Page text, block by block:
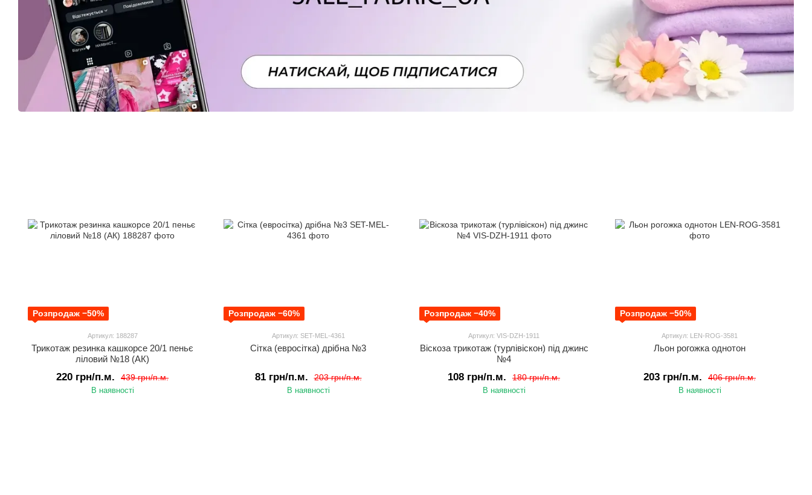
Розпродаж −50%
Артикул: 188287
Трикотаж резинка кашкорсе 20/1 пеньє
ліловий №18 (АК)
439 грн/п.м.
220 грн/п.м.
В наявності
Розпродаж −60%
Артикул: SET-MEL-4361
Сітка (евросітка) дрібна №3
203 грн/п.м.
81 грн/п.м.
В наявності
Розпродаж −40%
Артикул: VIS-DZH-1911
Віскоза трикотаж (турлівіскон) під джинс
№4
180 грн/п.м.
108 грн/п.м.
В наявності
Розпродаж −50%
Артикул: LEN-ROG-3581
Льон рогожка однотон
406 грн/п.м.
203 грн/п.м.
В наявності